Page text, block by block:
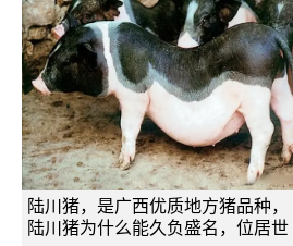
陆川猪，是广西优质地方猪品种，
陆川猪为什么能久负盛名，位居世